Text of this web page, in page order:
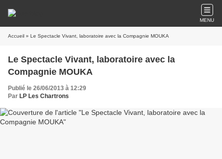
MENU
Accueil » Le Spectacle Vivant, laboratoire avec la Compagnie MOUKA
Le Spectacle Vivant, laboratoire avec la
Compagnie MOUKA
Publié le 26/06/2013 à 12:29
Par LP Les Chartrons